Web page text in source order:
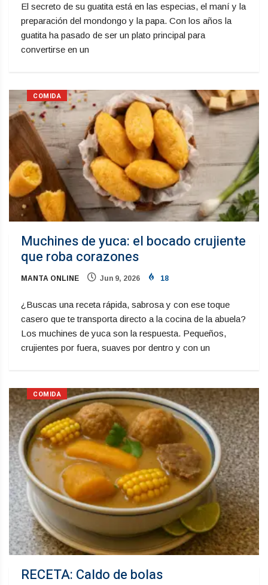
El secreto de su guatita está en las especias, el maní y la
preparación del mondongo y la papa. Con los años la
guatita ha pasado de ser un plato principal para
convertirse en un
COMIDA
Muchines de yuca: el bocado crujiente
que roba corazones
MANTA ONLINE Jun 9, 2026 18
¿Buscas una receta rápida, sabrosa y con ese toque
casero que te transporta directo a la cocina de la abuela?
Los muchines de yuca son la respuesta. Pequeños,
crujientes por fuera, suaves por dentro y con un
COMIDA
RECETA: Caldo de bolas